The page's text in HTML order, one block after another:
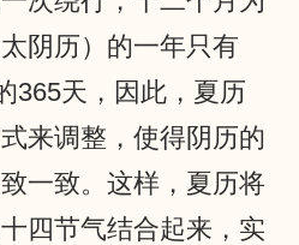
阴历）的一年只有
365天，因此，夏历
来调整，使得阴历的
一致。这样，夏历将
四节气结合起来，实